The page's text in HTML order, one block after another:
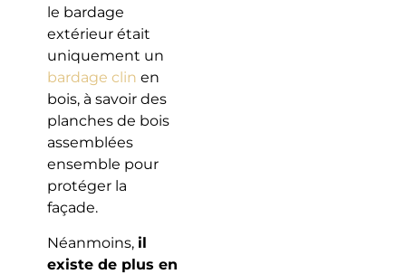
le bardage
extérieur était
uniquement un
bardage clin en
bois, à savoir des
planches de bois
assemblées
ensemble pour
protéger la
façade.
Néanmoins, il
existe de plus en